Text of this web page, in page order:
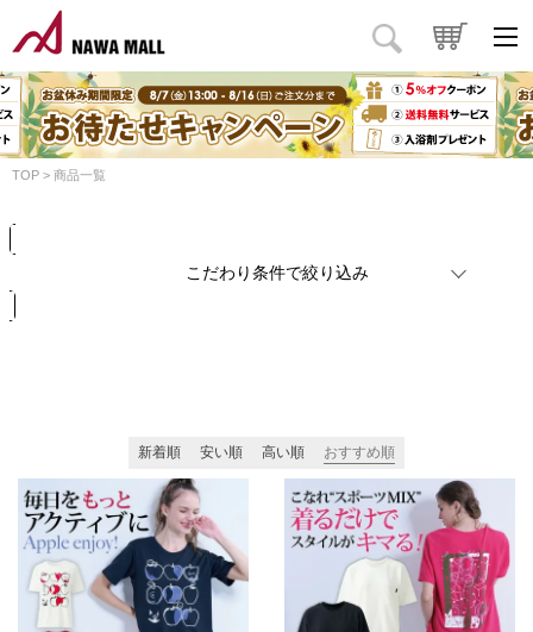
TOP 商品一覧
こだわり条件で絞り込み
商品タイプ
価格 円～ 円
カラー
新着順 安い順 高い順 おすすめ順